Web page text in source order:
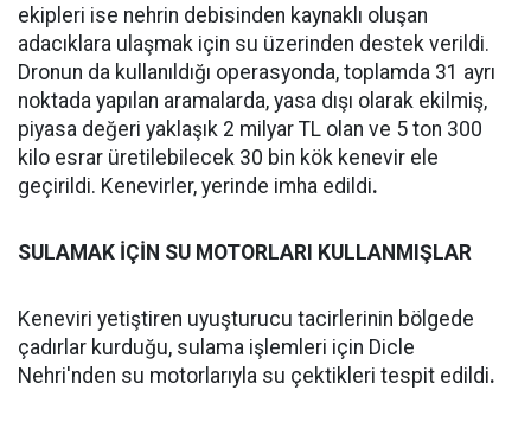
ekipleri ise nehrin debisinden kaynaklı oluşan
adacıklara ulaşmak için su üzerinden destek verildi.
Dronun da kullanıldığı operasyonda, toplamda 31 ayrı
noktada yapılan aramalarda, yasa dışı olarak ekilmiş,
piyasa değeri yaklaşık 2 milyar TL olan ve 5 ton 300
kilo esrar üretilebilecek 30 bin kök kenevir ele
geçirildi. Kenevirler, yerinde imha edildi.
SULAMAK İÇİN SU MOTORLARI KULLANMIŞLAR
Keneviri yetiştiren uyuşturucu tacirlerinin bölgede
çadırlar kurduğu, sulama işlemleri için Dicle
Nehri'nden su motorlarıyla su çektikleri tespit edildi.